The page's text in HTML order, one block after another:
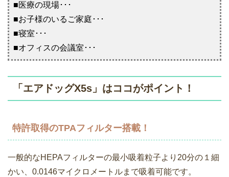
■医療の現場･･･
■お子様のいるご家庭･･･
■寝室･･･
■オフィスの会議室･･･
「エアドッグX5s」はココがポイント！
特許取得のTPAフィルター搭載！
一般的なHEPAフィルターの最小吸着粒子より20分の１細
かい、0.0146マイクロメートルまで吸着可能です。